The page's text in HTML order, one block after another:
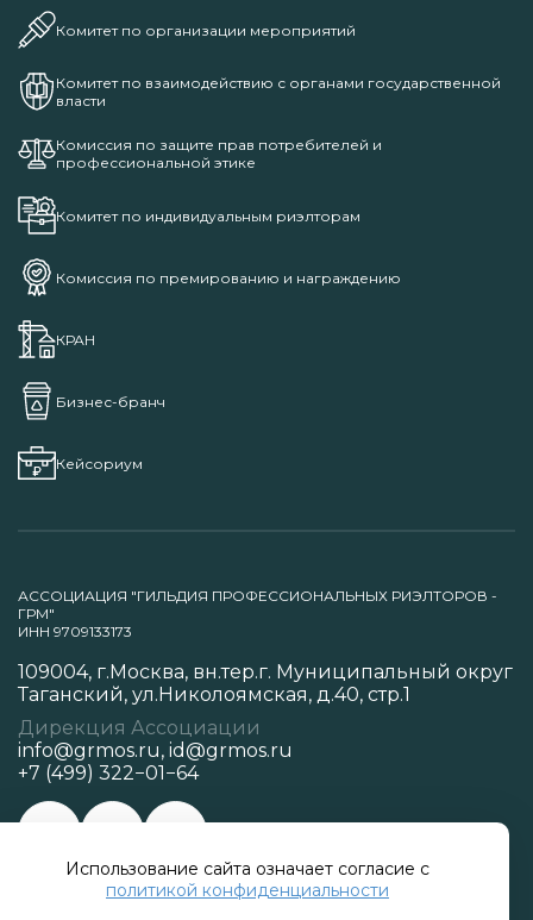
Использование сайта означает согласие с
политикой конфиденциальности
Комитет по организации мероприятий
Комитет по взаимодействию с органами государственной
власти
Комиссия по защите прав потребителей и
профессиональной этике
Комитет по индивидуальным риэлторам
Комиссия по премированию и награждению
КРАН
Бизнес-бранч
Кейсориум
АССОЦИАЦИЯ "ГИЛЬДИЯ ПРОФЕССИОНАЛЬНЫХ РИЭЛТОРОВ -
ГРМ"
ИНН 9709133173
109004, г.Москва, вн.тер.г. Муниципальный округ
Таганский, ул.Николоямская, д.40, стр.1
Дирекция Ассоциации
info@grmos.ru, id@grmos.ru
+7 (499) 322−01−64
Политика конфиденциальности